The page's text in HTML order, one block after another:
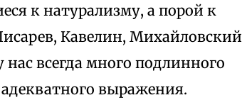
к натурализму, а порой к
Кавелин, Михайловский
всегда много подлинного
выражения.